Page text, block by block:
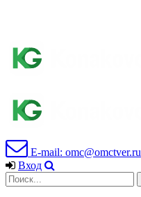
E-mail: omc@omctver.ru
Вход